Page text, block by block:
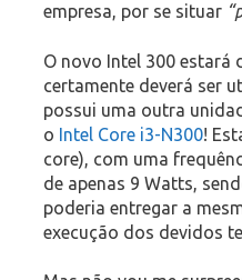
empresa, por se situar
O novo Intel 300 estará
certamente deverá ser
possui uma outra
o Intel Core i3-N300!
core), com uma
de apenas 9 Watts,
poderia entregar a
execução dos devidos